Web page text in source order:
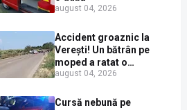
august 04, 2026
Accident groaznic la
Verești! Un bătrân pe
moped a ratat o
depășire și a ajuns sub
august 04, 2026
Cursă nebună pe